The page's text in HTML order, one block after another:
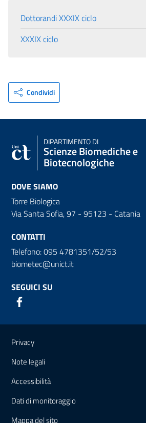
Dottorandi XXXIX ciclo
XXXIX ciclo
Condividi
DIPARTIMENTO DI
Scienze Biomediche e
Biotecnologiche
DOVE SIAMO
Torre Biologica
Via Santa Sofia, 97 - 95123 - Catania
CONTATTI
Telefono: 095 4781351/52/53
biometec@unict.it
SEGUICI SU
Link e informazioni utili
Privacy
Note legali
Accessibilità
Dati di monitoraggio
Mappa del sito